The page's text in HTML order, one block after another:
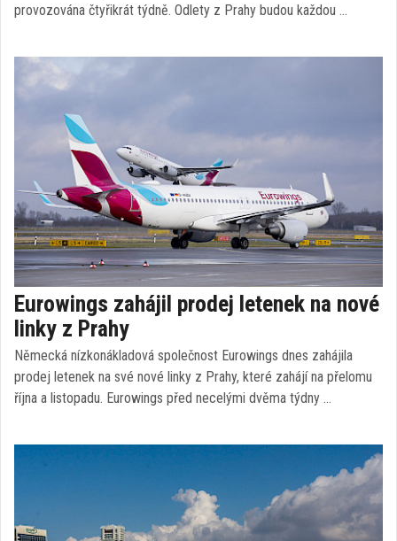
provozována čtyřikrát týdně. Odlety z Prahy budou každou …
Eurowings zahájil prodej letenek na nové
linky z Prahy
Německá nízkonákladová společnost Eurowings dnes zahájila
prodej letenek na své nové linky z Prahy, které zahájí na přelomu
října a listopadu. Eurowings před necelými dvěma týdny …